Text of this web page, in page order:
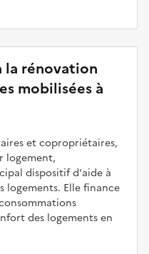
la rénovation
mobilisées à
et copropriétaires,
logement,
dispositif d'aide à
logements. Elle finance
des logements en